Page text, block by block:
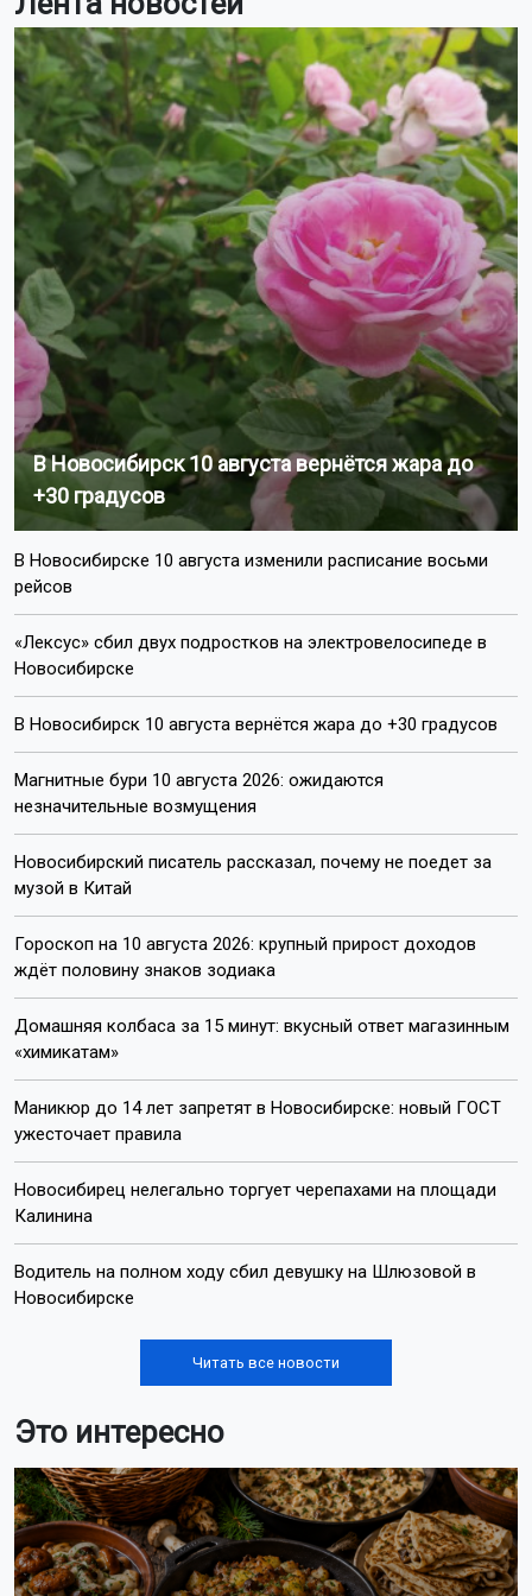
В Новосибирск 10 августа вернётся жара до
+30 градусов
В Новосибирске 10 августа изменили расписание восьми
рейсов
«Лексус» сбил двух подростков на электровелосипеде в
Новосибирске
В Новосибирск 10 августа вернётся жара до +30 градусов
Магнитные бури 10 августа 2026: ожидаются
незначительные возмущения
Новосибирский писатель рассказал, почему не поедет за
музой в Китай
Гороскоп на 10 августа 2026: крупный прирост доходов
ждёт половину знаков зодиака
Домашняя колбаса за 15 минут: вкусный ответ магазинным
«химикатам»
Маникюр до 14 лет запретят в Новосибирске: новый ГОСТ
ужесточает правила
Новосибирец нелегально торгует черепахами на площади
Калинина
Водитель на полном ходу сбил девушку на Шлюзовой в
Новосибирске
Читать все новости
Это интересно